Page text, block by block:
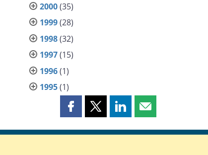
2000(35)
1999(28)
1998(32)
1997(15)
1996(1)
1995(1)
Partager
page
Partager
page
Partager
page
Partager
page